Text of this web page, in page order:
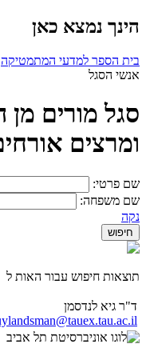
הינך נמצא כאן
בית הספר למדעי המתמטיקה
אנשי הסגל
סגל מורים
ומרצים
שם פרטי:
שם משפחה:
נקה
תוצאות חיפוש עבור האות ל
ד"ר גיא לנדסמן